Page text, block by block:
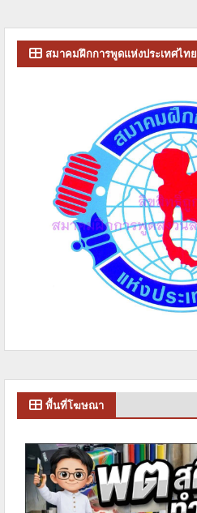
สมาคมฝึกการพูดแห่งประเทศไทย
พื้นที่โฆษณา